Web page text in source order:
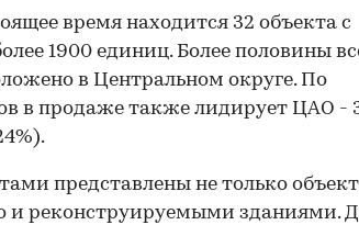
время находится 32 объекта с
1900 единиц. Более половины
в Центральном округе. По
в продаже также лидирует ЦАО -
представлены не только
и реконструируемыми зданиями.